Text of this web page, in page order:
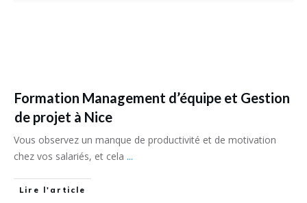
Formation Management d’équipe et Gestion
de projet à Nice
Vous observez un manque de productivité et de motivation
chez vos salariés, et cela ...
Lire l'article